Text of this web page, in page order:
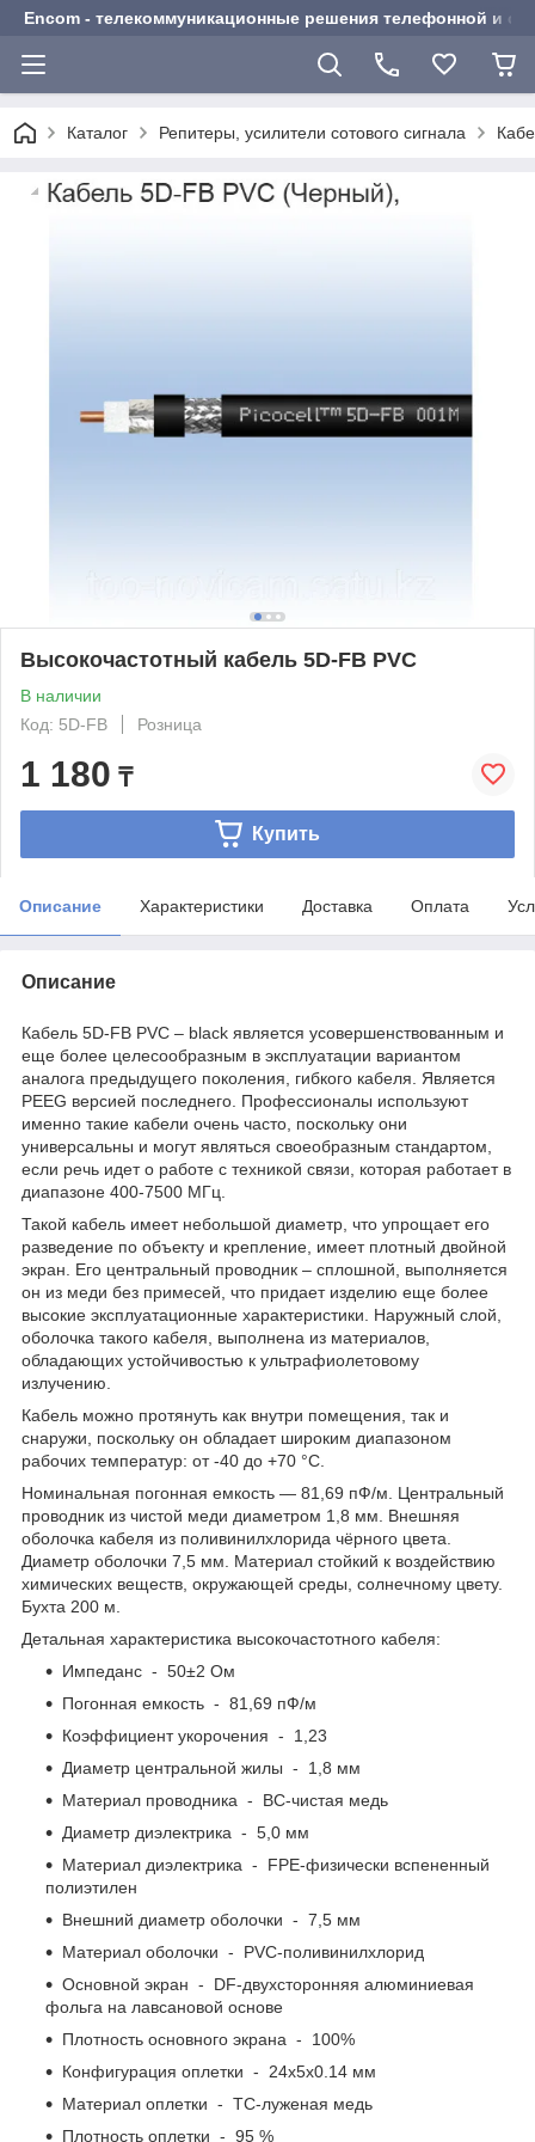
Encom - телекоммуникационные решения телефонной и
Каталог Репитеры, усилители сотового сигнала
Высокочастотный кабель 5D-FB PVC
В наличии
Код: 5D-FB
Розница
1 180 ₸
Купить
Описание Характеристики Доставка Оплата
Описание
Кабель 5D-FB PVC – black является усовершенствованным и
еще более целесообразным в эксплуатации вариантом
аналога предыдущего поколения, гибкого кабеля. Является
PEEG версией последнего. Профессионалы используют
именно такие кабели очень часто, поскольку они
универсальны и могут являться своеобразным стандартом,
если речь идет о работе с техникой связи, которая работает в
диапазоне 400-7500 МГц.
Такой кабель имеет небольшой диаметр, что упрощает его
разведение по объекту и крепление, имеет плотный двойной
экран. Его центральный проводник – сплошной, выполняется
он из меди без примесей, что придает изделию еще более
высокие эксплуатационные характеристики. Наружный слой,
оболочка такого кабеля, выполнена из материалов,
обладающих устойчивостью к ультрафиолетовому
излучению.
Кабель можно протянуть как внутри помещения, так и
снаружи, поскольку он обладает широким диапазоном
рабочих температур: от -40 до +70 °C.
Номинальная погонная емкость — 81,69 пФ/м. Центральный
проводник из чистой меди диаметром 1,8 мм. Внешняя
оболочка кабеля из поливинилхлорида чёрного цвета.
Диаметр оболочки 7,5 мм. Материал стойкий к воздействию
химических веществ, окружающей среды, солнечному цвету.
Бухта 200 м.
Детальная характеристика высокочастотного кабеля:
Импеданс - 50±2 Ом
Погонная емкость - 81,69 пФ/м
Коэффициент укорочения - 1,23
Диаметр центральной жилы - 1,8 мм
Материал проводника - BC-чистая медь
Диаметр диэлектрика - 5,0 мм
Материал диэлектрика - FPE-физически вспененный
полиэтилен
Внешний диаметр оболочки - 7,5 мм
Материал оболочки - PVC-поливинилхлорид
Основной экран - DF-двухсторонняя алюминиевая
фольга на лавсановой основе
Плотность основного экрана - 100%
Конфигурация оплетки - 24x5x0.14 мм
Материал оплетки - TC-луженая медь
Плотность оплетки - 95 %